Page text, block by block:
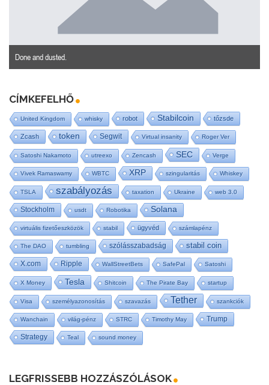
Done and dusted.
CÍMKEFELHŐ
United Kingdom whisky robot Stabilcoin tőzsde
Zcash token Segwit Virtual insanity Roger Ver
Satoshi Nakamoto utreexo Zencash SEC Verge
Vivek Ramaswamy WBTC XRP szingularitás Whiskey
TSLA szabályozás taxation Ukraine web 3.0
Stockholm usdt Robotika Solana
virtuális fizetőeszközök stabil ügyvéd számlapénz
The DAO tumbling szólásszabadság stabil coin
X.com Ripple WallStreetBets SafePal Satoshi
X Money Tesla Shitcoin The Pirate Bay startup
Visa személyazonosítás szavazás Tether szankciók
Wanchain világ-pénz STRC Timothy May Trump
Strategy Teal sound money
LEGFRISSEBB HOZZÁSZÓLÁSOK